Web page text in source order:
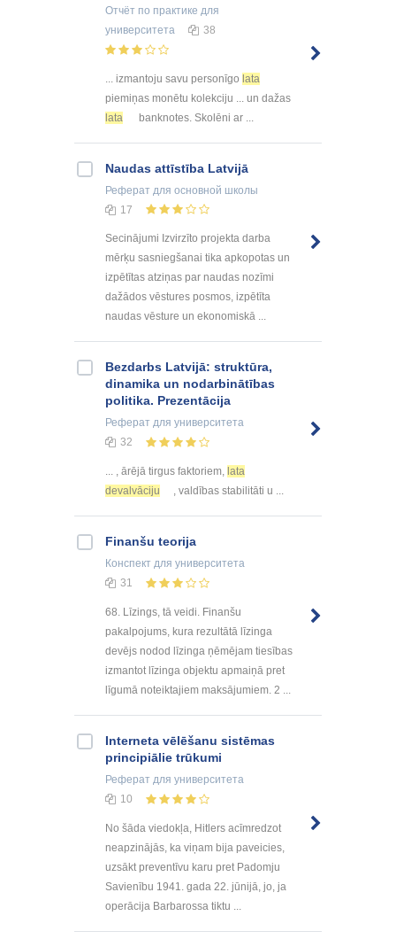
Отчёт по практике для
университета
38
... izmantoju savu personīgo lata
piemiņas monētu kolekciju ... un dažas
lata
banknotes. Skolēni ar ...
Naudas attīstība Latvijā
Реферат для основной школы
17
Secinājumi Izvirzīto projekta darba
mērķu sasniegšanai tika apkopotas un
izpētītas atziņas par naudas nozīmi
dažādos vēstures posmos, izpētīta
naudas vēsture un ekonomiskā ...
Bezdarbs Latvijā: struktūra,
dinamika un nodarbinātības
politika. Prezentācija
Реферат для университета
32
... , ārējā tirgus faktoriem, lata
devalvāciju
, valdības stabilitāti u ...
Finanšu teorija
Конспект для университета
31
68. Līzings, tā veidi. Finanšu
pakalpojums, kura rezultātā līzinga
devējs nodod līzinga ņēmējam tiesības
izmantot līzinga objektu apmaiņā pret
līgumā noteiktajiem maksājumiem. 2 ...
Interneta vēlēšanu sistēmas
principiālie trūkumi
Реферат для университета
10
No šāda viedokļa, Hitlers acīmredzot
neapzinājās, ka viņam bija paveicies,
uzsākt preventīvu karu pret Padomju
Savienību 1941. gada 22. jūnijā, jo, ja
operācija Barbarossa tiktu ...